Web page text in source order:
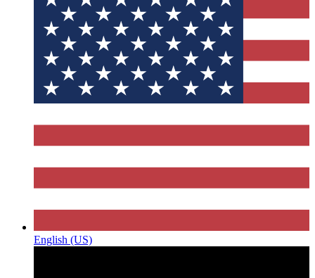
English (US)